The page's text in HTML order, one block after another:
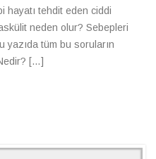
hayatı tehdit eden ciddi
neden olur? Sebepleri
yazıda tüm bu soruların
[…]